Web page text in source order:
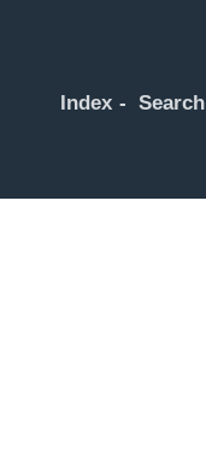
Index Search